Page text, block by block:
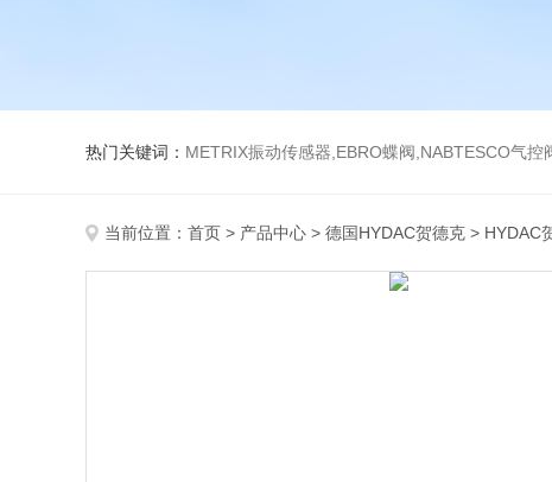
热门关键词： METRIX振动传感器,EBRO蝶阀,NABTESCO气
当前位置： 首页 > 产品中心 > 德国HYDAC贺德克 > HYDAC